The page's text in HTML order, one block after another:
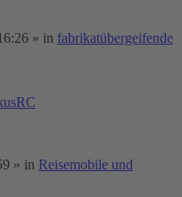
» in fabrikatübergeifende
» in Reisemobile und